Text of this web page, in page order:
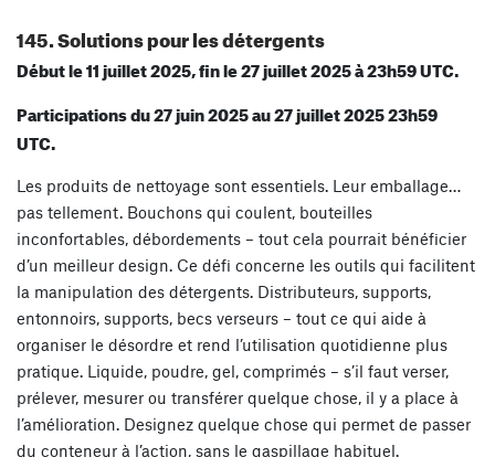
145. Solutions pour les détergents
Début le 11 juillet 2025, fin le 27 juillet 2025 à 23h59 UTC.
Participations du 27 juin 2025 au 27 juillet 2025 23h59
UTC.
Les produits de nettoyage sont essentiels. Leur emballage…
pas tellement. Bouchons qui coulent, bouteilles
inconfortables, débordements – tout cela pourrait bénéficier
d’un meilleur design. Ce défi concerne les outils qui facilitent
la manipulation des détergents. Distributeurs, supports,
entonnoirs, supports, becs verseurs – tout ce qui aide à
organiser le désordre et rend l’utilisation quotidienne plus
pratique. Liquide, poudre, gel, comprimés – s’il faut verser,
prélever, mesurer ou transférer quelque chose, il y a place à
l’amélioration. Designez quelque chose qui permet de passer
du conteneur à l’action, sans le gaspillage habituel.